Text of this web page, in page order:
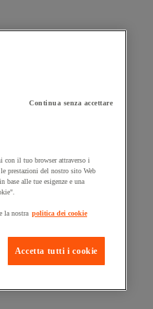
in pronta consegna
Continua senza accettare
con il tuo browser attraverso i
prestazioni del nostro sito Web
base alle tue esigenze e una
la nostra politica dei cookie
Accetta tutti i cookie